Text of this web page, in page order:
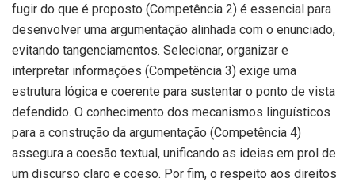
fugir do que é proposto (Competência 2) é essencial para
desenvolver uma argumentação alinhada com o enunciado,
evitando tangenciamentos. Selecionar, organizar e
interpretar informações (Competência 3) exige uma
estrutura lógica e coerente para sustentar o ponto de vista
defendido. O conhecimento dos mecanismos linguísticos
para a construção da argumentação (Competência 4)
assegura a coesão textual, unificando as ideias em prol de
um discurso claro e coeso. Por fim, o respeito aos direitos